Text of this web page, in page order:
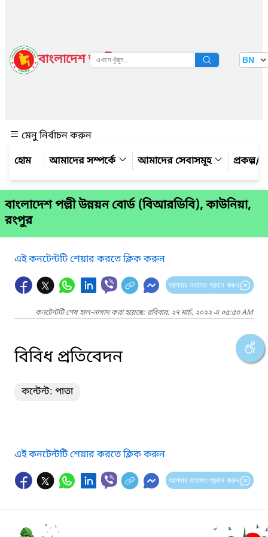
বাংলাদেশ জাতীয় তথ্য বাতায়ন BN
মেনু নির্বাচন করুন
আমাদের সম্পর্কে
আমাদের সেবাসমূহ প্রকল্প/
বাংলাদেশ পল্লী উন্নয়ন বোর্ড (বিআরডিবি), কাউনিয়া,
রংপুর
এই কনটেন্টটি শেয়ার করতে ক্লিক করুন
আপনার মতামত প্রদান করুন
কনটেন্টটি শেষ হাল-নাগাদ করা হয়েছে: রবিবার, ২৭ মার্চ, ২০২২ এ ০৫:৫৩ AM
বিবিধ প্রতিবেদন
কন্টেন্ট: পাতা
এই কনটেন্টটি শেয়ার করতে ক্লিক করুন
আপনার মতামত প্রদান করুন